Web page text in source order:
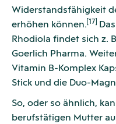
Widerstandsfähigkeit
erhöhen können. [17]
Rhodiola findet sich z.
Goerlich Pharma.
Vitamin B-Komplex
Stick und die Duo-
So, oder so ähnlich,
berufstätigen Mutter